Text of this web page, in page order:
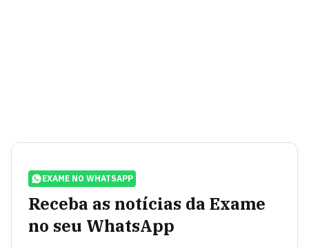
EXAME NO WHATSAPP
Receba as notícias da Exame
no seu WhatsApp